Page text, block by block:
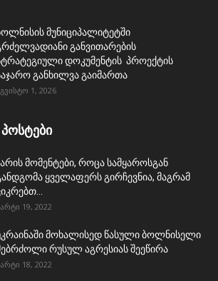
მუნიციპალიტეტში
განვითარების
დოკუმენტის პროექტის
განხილვა გაიმართა
1, 2026
მომენტები, როცა სამყაროსგან
ყველაფერს გირჩევნია, მაგრამ
19, 2022
მოხალისედ წასული ბოლნისელი
რუსულ აგრესიას შეეწირა
18, 2022